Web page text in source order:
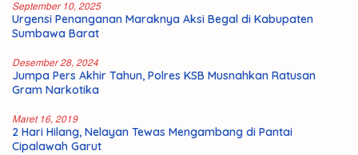
September 10, 2025
Urgensi Penanganan Maraknya Aksi Begal di Kabupaten
Sumbawa Barat
Desember 28, 2024
Jumpa Pers Akhir Tahun, Polres KSB Musnahkan Ratusan
Gram Narkotika
Maret 16, 2019
2 Hari Hilang, Nelayan Tewas Mengambang di Pantai
Cipalawah Garut